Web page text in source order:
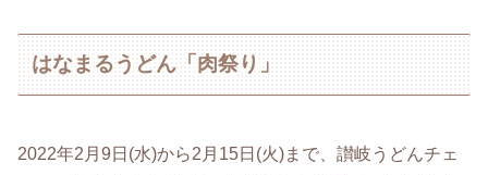
はなまるうどん「肉祭り」
2022年2月9日(水)から2月15日(火)まで、讃岐うどんチェ